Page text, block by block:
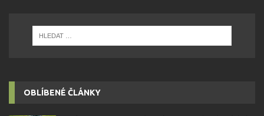
OBLÍBENÉ ČLÁNKY